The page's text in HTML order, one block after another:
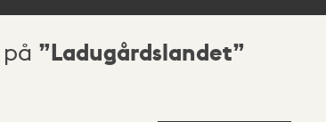
Ladugårdslandet